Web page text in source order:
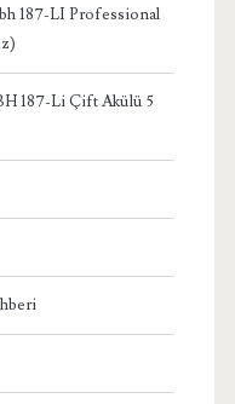
187-LI Professional
187-Li Çift Akülü 5